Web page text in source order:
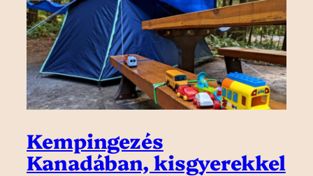
Kempingezés
Kanadában, kisgyerekkel